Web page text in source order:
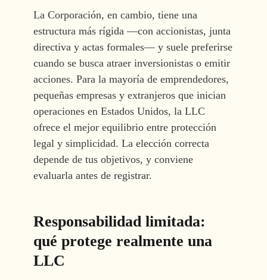
La Corporación, en cambio, tiene una
estructura más rígida —con accionistas, junta
directiva y actas formales— y suele preferirse
cuando se busca atraer inversionistas o emitir
acciones. Para la mayoría de emprendedores,
pequeñas empresas y extranjeros que inician
operaciones en Estados Unidos, la LLC
ofrece el mejor equilibrio entre protección
legal y simplicidad. La elección correcta
depende de tus objetivos, y conviene
evaluarla antes de registrar.
Responsabilidad limitada:
qué protege realmente una
LLC